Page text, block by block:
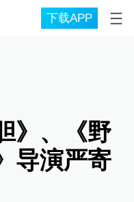
下载APP
》、《野
导演严寄